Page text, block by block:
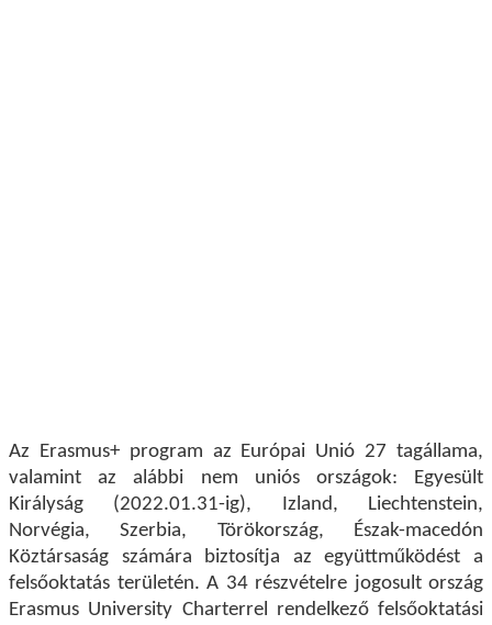
Az Erasmus+program az Európai Unió 27 tagállama,
valamint az alábbi nem uniós országok: Egyesült
Királyság (2022.01.31-ig), Izland, Liechtenstein,
Norvégia, Szerbia, Törökország, Észak-macedón
Köztársaság számára biztosítja az együttműködést a
felsőoktatás területén. A 34 részvételre jogosult ország
Erasmus University Charterrel rendelkező felsőoktatási